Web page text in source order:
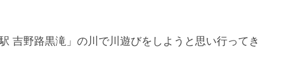
吉野路黒滝」の川で川遊びをしようと思い行ってき